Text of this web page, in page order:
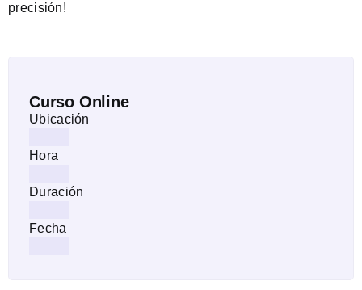
precisión!
Curso Online
Ubicación
Hora
Duración
Fecha